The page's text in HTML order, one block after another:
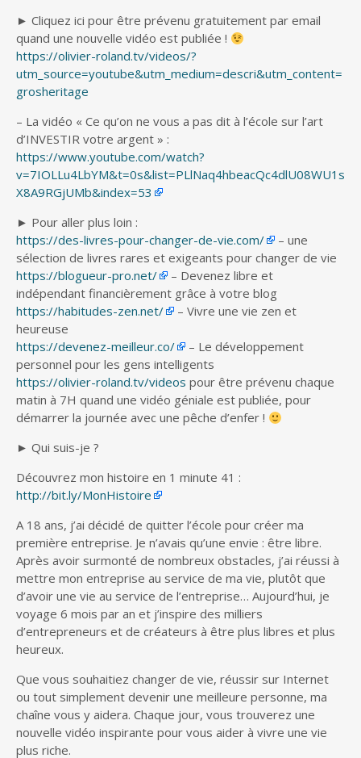
► Cliquez ici pour être prévenu gratuitement par email
quand une nouvelle vidéo est publiée !
https://olivier-roland.tv/videos/?
utm_source=youtube&utm_medium=descri&utm_content=
grosheritage
– La vidéo « Ce qu’on ne vous a pas dit à l’école sur l’art
d’INVESTIR votre argent » :
https://www.youtube.com/watch?
v=7IOLLu4LbYM&t=0s&list=PLlNaq4hbeacQc4dlU08WU1s
X8A9RGjUMb&index=53
► Pour aller plus loin :
https://des-livres-pour-changer-de-vie.com/
– une
sélection de livres rares et exigeants pour changer de vie
https://blogueur-pro.net/
– Devenez libre et
indépendant financièrement grâce à votre blog
https://habitudes-zen.net/
– Vivre une vie zen et
heureuse
https://devenez-meilleur.co/
– Le développement
personnel pour les gens intelligents
https://olivier-roland.tv/videos pour être prévenu chaque
matin à 7H quand une vidéo géniale est publiée, pour
démarrer la journée avec une pêche d’enfer !
► Qui suis-je ?
Découvrez mon histoire en 1 minute 41 :
http://bit.ly/MonHistoire
A 18 ans, j’ai décidé de quitter l’école pour créer ma
première entreprise. Je n’avais qu’une envie : être libre.
Après avoir surmonté de nombreux obstacles, j’ai réussi à
mettre mon entreprise au service de ma vie, plutôt que
d’avoir une vie au service de l’entreprise… Aujourd’hui, je
voyage 6 mois par an et j’inspire des milliers
d’entrepreneurs et de créateurs à être plus libres et plus
heureux.
Que vous souhaitiez changer de vie, réussir sur Internet
ou tout simplement devenir une meilleure personne, ma
chaîne vous y aidera. Chaque jour, vous trouverez une
nouvelle vidéo inspirante pour vous aider à vivre une vie
plus riche.